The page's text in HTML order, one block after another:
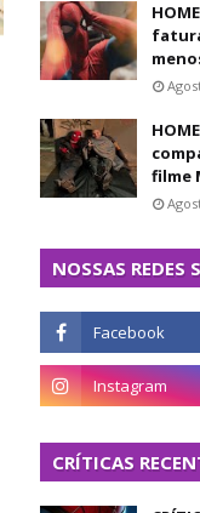
filme
NOSSAS REDES
CRÍTICAS